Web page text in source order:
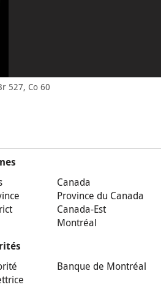
527, Co 60
Canada
Province du Canada
Canada-Est
Montréal
Banque de Montréal